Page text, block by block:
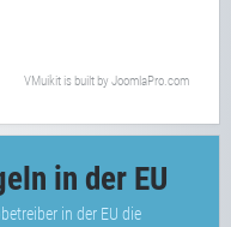
VMuikit is built by JoomlaPro.com
in der EU
in der EU die